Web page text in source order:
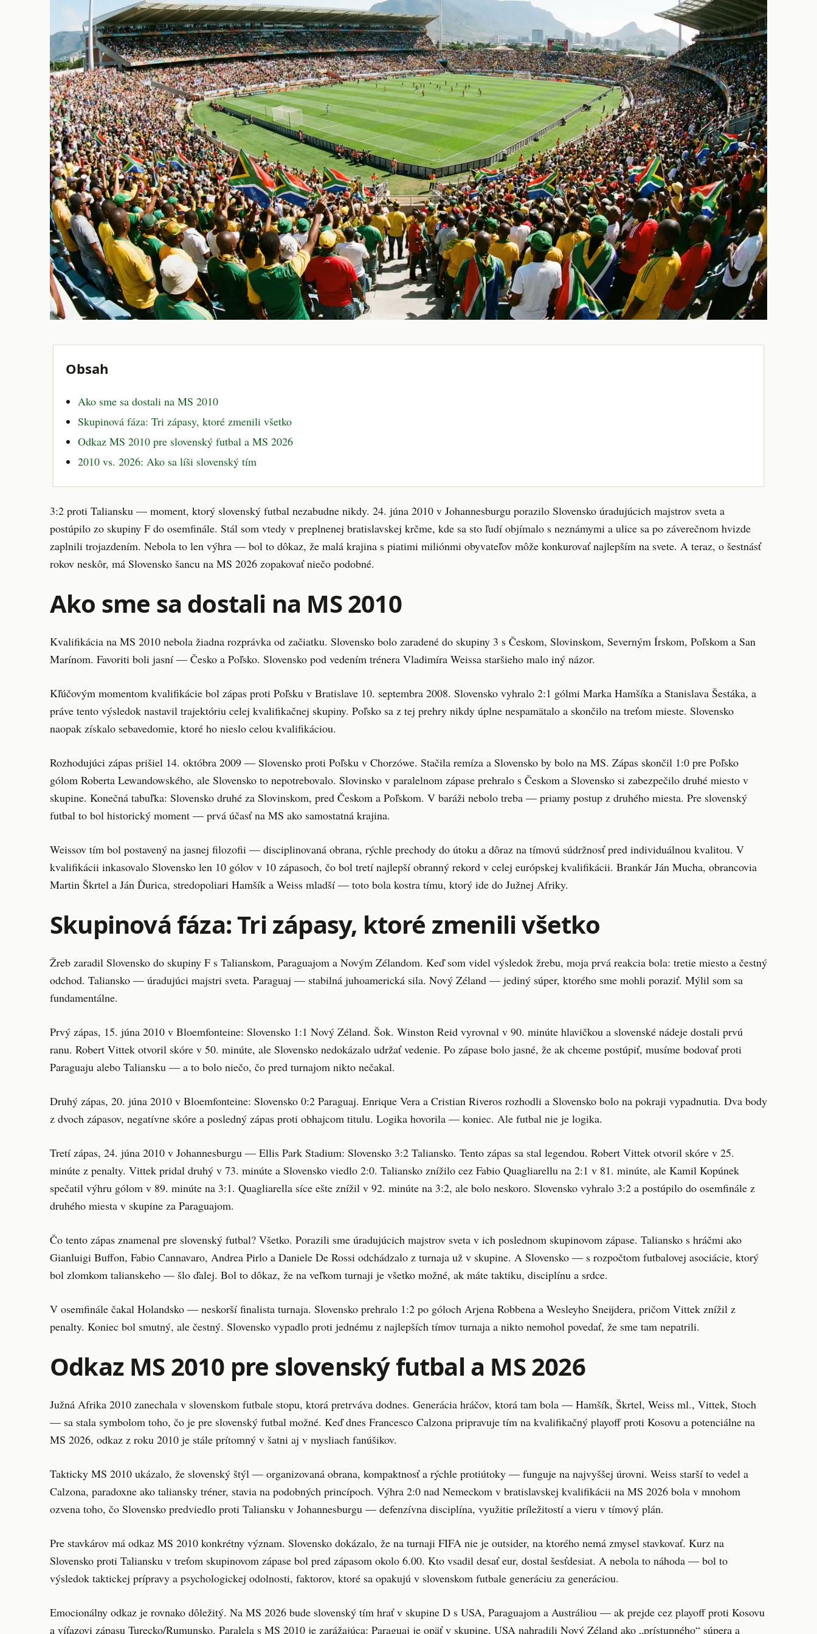
Obsah
Ako sme sa dostali na MS 2010
Skupinová fáza: Tri zápasy, ktoré zmenili všetko
Odkaz MS 2010 pre slovenský futbal a MS 2026
2010 vs. 2026: Ako sa líši slovenský tím
3:2 proti Taliansku — moment, ktorý slovenský futbal nezabudne nikdy. 24. júna 2010 v Johannesburgu porazilo Slovensko úradujúcich majstrov sveta a
postúpilo zo skupiny F do osemfinále. Stál som vtedy v preplnenej bratislavskej krčme, kde sa sto ľudí objímalo s neznámymi a ulice sa po záverečnom hvizde
zaplnili trojazdením. Nebola to len výhra — bol to dôkaz, že malá krajina s piatimi miliónmi obyvateľov môže konkurovať najlepším na svete. A teraz, o šestnásť
rokov neskôr, má Slovensko šancu na MS 2026 zopakovať niečo podobné.
Ako sme sa dostali na MS 2010
Kvalifikácia na MS 2010 nebola žiadna rozprávka od začiatku. Slovensko bolo zaradené do skupiny 3 s Českom, Slovinskom, Severným Írskom, Poľskom a San
Marínom. Favoriti boli jasní — Česko a Poľsko. Slovensko pod vedením trénera Vladimíra Weissa staršieho malo iný názor.
Kľúčovým momentom kvalifikácie bol zápas proti Poľsku v Bratislave 10. septembra 2008. Slovensko vyhralo 2:1 gólmi Marka Hamšíka a Stanislava Šestáka, a
práve tento výsledok nastavil trajektóriu celej kvalifikačnej skupiny. Poľsko sa z tej prehry nikdy úplne nespamätalo a skončilo na treťom mieste. Slovensko
naopak získalo sebavedomie, ktoré ho nieslo celou kvalifikáciou.
Rozhodujúci zápas prišiel 14. októbra 2009 — Slovensko proti Poľsku v Chorzówe. Stačila remíza a Slovensko by bolo na MS. Zápas skončil 1:0 pre Poľsko
gólom Roberta Lewandowského, ale Slovensko to nepotrebovalo. Slovinsko v paralelnom zápase prehralo s Českom a Slovensko si zabezpečilo druhé miesto v
skupine. Konečná tabuľka: Slovensko druhé za Slovinskom, pred Českom a Poľskom. V baráži nebolo treba — priamy postup z druhého miesta. Pre slovenský
futbal to bol historický moment — prvá účasť na MS ako samostatná krajina.
Weissov tím bol postavený na jasnej filozofii — disciplinovaná obrana, rýchle prechody do útoku a dôraz na tímovú súdržnosť pred individuálnou kvalitou. V
kvalifikácii inkasovalo Slovensko len 10 gólov v 10 zápasoch, čo bol tretí najlepší obranný rekord v celej európskej kvalifikácii. Brankár Ján Mucha, obrancovia
Martin Škrtel a Ján Ďurica, stredopoliari Hamšík a Weiss mladší — toto bola kostra tímu, ktorý ide do Južnej Afriky.
Skupinová fáza: Tri zápasy, ktoré zmenili všetko
Žreb zaradil Slovensko do skupiny F s Talianskom, Paraguajom a Novým Zélandom. Keď som videl výsledok žrebu, moja prvá reakcia bola: tretie miesto a čestný
odchod. Taliansko — úradujúci majstri sveta. Paraguaj — stabilná juhoamerická sila. Nový Zéland — jediný súper, ktorého sme mohli poraziť. Mýlil som sa
fundamentálne.
Prvý zápas, 15. júna 2010 v Bloemfonteine: Slovensko 1:1 Nový Zéland. Šok. Winston Reid vyrovnal v 90. minúte hlavičkou a slovenské nádeje dostali prvú
ranu. Robert Vittek otvoril skóre v 50. minúte, ale Slovensko nedokázalo udržať vedenie. Po zápase bolo jasné, že ak chceme postúpiť, musíme bodovať proti
Paraguaju alebo Taliansku — a to bolo niečo, čo pred turnajom nikto nečakal.
Druhý zápas, 20. júna 2010 v Bloemfonteine: Slovensko 0:2 Paraguaj. Enrique Vera a Cristian Riveros rozhodli a Slovensko bolo na pokraji vypadnutia. Dva body
z dvoch zápasov, negatívne skóre a posledný zápas proti obhajcom titulu. Logika hovorila — koniec. Ale futbal nie je logika.
Tretí zápas, 24. júna 2010 v Johannesburgu — Ellis Park Stadium: Slovensko 3:2 Taliansko. Tento zápas sa stal legendou. Robert Vittek otvoril skóre v 25.
minúte z penalty. Vittek pridal druhý v 73. minúte a Slovensko viedlo 2:0. Taliansko znížilo cez Fabio Quagliarellu na 2:1 v 81. minúte, ale Kamil Kopúnek
spečatil výhru gólom v 89. minúte na 3:1. Quagliarella síce ešte znížil v 92. minúte na 3:2, ale bolo neskoro. Slovensko vyhralo 3:2 a postúpilo do osemfinále z
druhého miesta v skupine za Paraguajom.
Čo tento zápas znamenal pre slovenský futbal? Všetko. Porazili sme úradujúcich majstrov sveta v ich poslednom skupinovom zápase. Taliansko s hráčmi ako
Gianluigi Buffon, Fabio Cannavaro, Andrea Pirlo a Daniele De Rossi odchádzalo z turnaja už v skupine. A Slovensko — s rozpočtom futbalovej asociácie, ktorý
bol zlomkom talianskeho — šlo ďalej. Bol to dôkaz, že na veľkom turnaji je všetko možné, ak máte taktiku, disciplínu a srdce.
V osemfinále čakal Holandsko — neskorší finalista turnaja. Slovensko prehralo 1:2 po góloch Arjena Robbena a Wesleyho Sneijdera, pričom Vittek znížil z
penalty. Koniec bol smutný, ale čestný. Slovensko vypadlo proti jednému z najlepších tímov turnaja a nikto nemohol povedať, že sme tam nepatrili.
Odkaz MS 2010 pre slovenský futbal a MS 2026
Južná Afrika 2010 zanechala v slovenskom futbale stopu, ktorá pretrváva dodnes. Generácia hráčov, ktorá tam bola — Hamšík, Škrtel, Weiss ml., Vittek, Stoch
— sa stala symbolom toho, čo je pre slovenský futbal možné. Keď dnes Francesco Calzona pripravuje tím na kvalifikačný playoff proti Kosovu a potenciálne na
MS 2026, odkaz z roku 2010 je stále prítomný v šatni aj v mysliach fanúšikov.
Takticky MS 2010 ukázalo, že slovenský štýl — organizovaná obrana, kompaktnosť a rýchle protiútoky — funguje na najvyššej úrovni. Weiss starší to vedel a
Calzona, paradoxne ako taliansky tréner, stavia na podobných princípoch. Výhra 2:0 nad Nemeckom v bratislavskej kvalifikácii na MS 2026 bola v mnohom
ozvena toho, čo Slovensko predviedlo proti Taliansku v Johannesburgu — defenzívna disciplína, využitie príležitostí a vieru v tímový plán.
Pre stavkárov má odkaz MS 2010 konkrétny význam. Slovensko dokázalo, že na turnaji FIFA nie je outsider, na ktorého nemá zmysel stavkovať. Kurz na
Slovensko proti Taliansku v treťom skupinovom zápase bol pred zápasom okolo 6.00. Kto vsadil desať eur, dostal šesťdesiat. A nebola to náhoda — bol to
výsledok taktickej prípravy a psychologickej odolnosti, faktorov, ktoré sa opakujú v slovenskom futbale generáciu za generáciou.
Emocionálny odkaz je rovnako dôležitý. Na MS 2026 bude slovenský tím hrať v skupine D s USA, Paraguajom a Austráliou — ak prejde cez playoff proti Kosovu
a víťazovi zápasu Turecko/Rumunsko. Paralela s MS 2010 je zarážajúca: Paraguaj je opäť v skupine, USA nahradili Nový Zéland ako „prístupného“ súpera a